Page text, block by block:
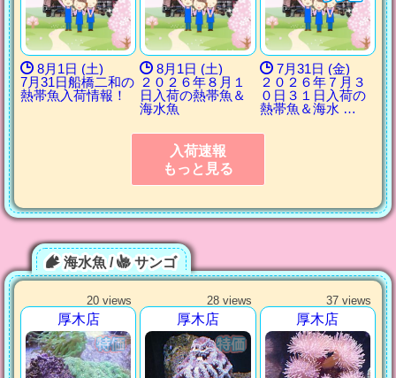
8月1日 (土)
7月31日船橋二和の
熱帯魚入荷情報！
8月1日 (土)
２０２６年８月１
日入荷の熱帯魚＆
海水魚
7月31日 (金)
２０２６年７月３
０日３１日入荷の
熱帯魚＆海水 …
入荷速報
もっと見る
海水魚 / サンゴ
20 views
厚木店
28 views
厚木店
37 views
厚木店